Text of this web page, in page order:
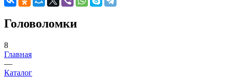
Головоломки
8
Главная
—
Каталог